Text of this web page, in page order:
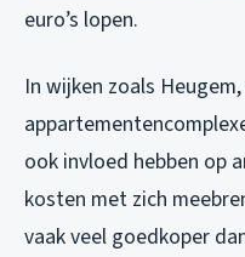
euro’s lopen.
In wijken zoals
ook invloed hebben op
kosten met zich
vaak veel goedkoper